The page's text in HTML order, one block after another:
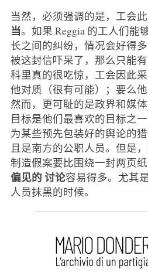
当然，必须强调的是，工会
当。如果 Reggia 的工人们能
长之间的纠纷，情况会好得
被这封信吓呆了，那么只能
科里真的很吃惊，工会因此
他对质（很有可能）；要么他
然而，更可耻的是政界和媒
目标是他们最喜欢的目标之
为某些预先包装好的舆论的
且是南方的公职人员。但是
制造假案要比围绕一封两页
偏见的讨论容易得多。尤其
人员抹黑的时候。